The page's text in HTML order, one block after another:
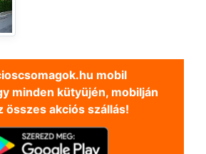
mobil
minden kütyüjén, mobilján
összes akciós szállás!